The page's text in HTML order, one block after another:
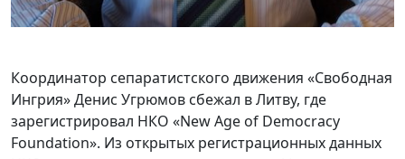
Координатор сепаратистского движения «Свободная
Ингрия» Денис Угрюмов сбежал в Литву, где
зарегистрировал НКО «New Age of Democracy
Foundation». Из открытых регистрационных данных